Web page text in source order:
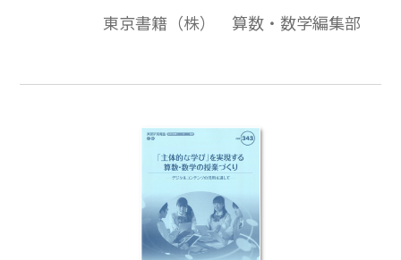
こでは、各コンテンツの概要と操作手順を
ください。
東京書籍（株） 算数・数学編集部